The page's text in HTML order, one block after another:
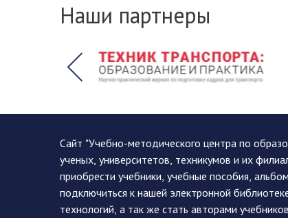
Наши партнеры
Сайт "Учебно-методического центра по
ученых, университетов, техникумов и их
приобрести учебники, учебные пособия,
подключиться к нашей электронной
технологий, а так же стать авторами